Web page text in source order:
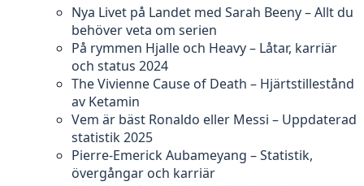
Nya Livet på Landet med Sarah Beeny – Allt du
behöver veta om serien
På rymmen Hjalle och Heavy – Låtar, karriär
och status 2024
The Vivienne Cause of Death – Hjärtstillestånd
av Ketamin
Vem är bäst Ronaldo eller Messi – Uppdaterad
statistik 2025
Pierre-Emerick Aubameyang – Statistik,
övergångar och karriär